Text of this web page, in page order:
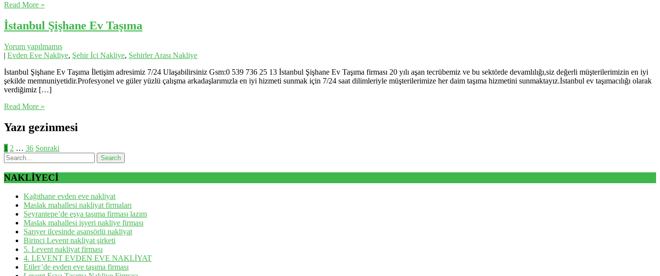
Read More »
İstanbul Şişhane Ev Taşıma
Yorum yapılmamış
| Evden Eve Nakliye, Şehir İçi Nakliye, Şehirler Arası Nakliye
İstanbul Şişhane Ev Taşıma İletişim adresimiz 7/24 Ulaşabilirsiniz Gsm:0 539 736 25 13 İstanbul Şişhane Ev Taşıma firması 20 yılı aşan tecrübemiz ve bu sektörde devamlılığı,siz değerli müşterilerimizin en iyi
şekilde memnuniyetidir.Profesyonel ve güler yüzlü çalışma arkadaşlarımızla en iyi hizmeti sunmak için 7/24 saat dilimleriyle müşterilerimize her daim taşıma hizmetini sunmaktayız.İstanbul ev taşımacılığı olarak
verdiğimiz […]
Read More »
Yazı gezinmesi
1 2 … 36 Sonraki
NAKLİYECİ
Kağıthane evden eve nakliyat
Maslak mahallesi nakliyat firmaları
Seyrantepe’de eşya taşıma firması lazım
Maslak mahallesi işyeri nakliye firması
Sarıyer ilçesinde asansörlü nakliyat
Birinci Levent nakliyat şirketi
5. Levent nakliyat firması
4. LEVENT EVDEN EVE NAKLİYAT
Etiler’de evden eve taşıma firması